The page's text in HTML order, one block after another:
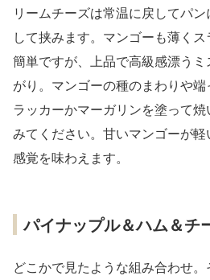
リームチーズは常温に戻してパ
して挟みます。マンゴーも薄く
簡単ですが、上品で高級感漂う
がり。マンゴーの種のまわりや
ラッカーかマーガリンを塗って
みてください。甘いマンゴーが
感覚を味わえます。
パイナップル＆ハム＆チ
どこかで見たような組み合わせ